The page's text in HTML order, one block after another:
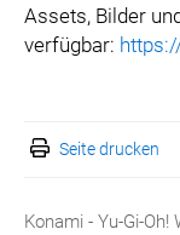
Assets, Bilder
verfügbar:
Seite drucken
Konami - Yu-Gi-Oh!